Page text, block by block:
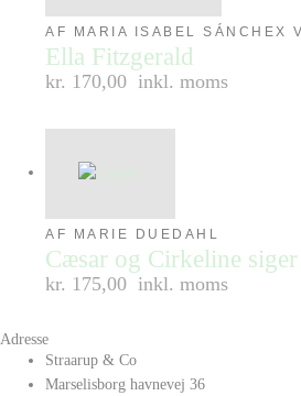
AF MARIA ISABEL SÁNCHEX
Ella Fitzgerald
kr. 170,00 inkl. moms
AF MARIE DUEDAHL
Cæsar og Cirkeline
kr. 175,00 inkl. moms
Adresse
Straarup & Co
Marselisborg havnevej 36